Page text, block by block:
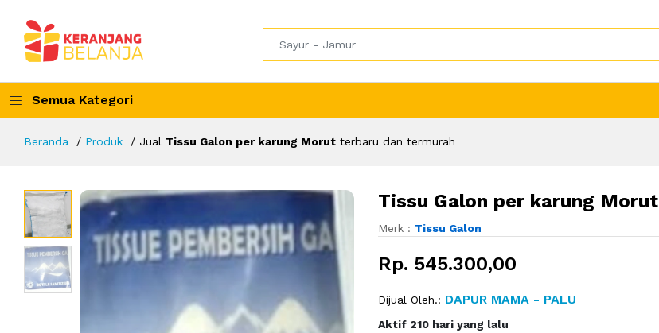
Semua Kategori
Beranda Produk Jual Tissu Galon per karung Morut terbaru dan termurah
Tissu Galon per karung Morut
Merk : Tissu Galon
Rp. 545.300,00
Dijual Oleh.: DAPUR MAMA - PALU
Aktif 210 hari yang lalu